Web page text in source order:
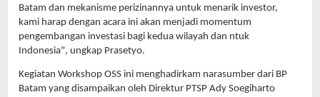
Batam dan mekanisme perizinannya untuk menarik investor,
kami harap dengan acara ini akan menjadi momentum
pengembangan investasi bagi kedua wilayah dan ntuk
Indonesia", ungkap Prasetyo.
Kegiatan Workshop OSS ini menghadirkam narasumber dari BP
Batam yang disampaikan oleh Direktur PTSP Ady Soegiharto